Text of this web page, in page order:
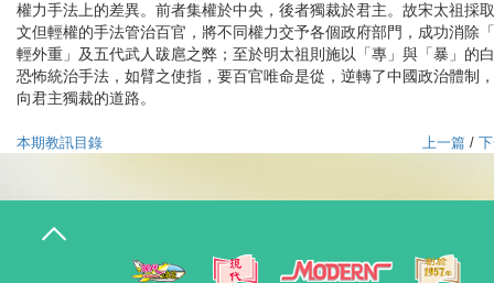
權力手法上的差異。前者集權於中央，後者獨裁於君主。故宋太祖採
文但輕權的手法管治百官，將不同權力交予各個政府部門，成功消除
輕外重」及五代武人跋扈之弊；至於明太祖則施以「專」與「暴」的
恐怖統治手法，如臂之使指，要百官唯命是從，逆轉了中國政治體制
向君主獨裁的道路。
本期教訊目錄 上一篇 /
T